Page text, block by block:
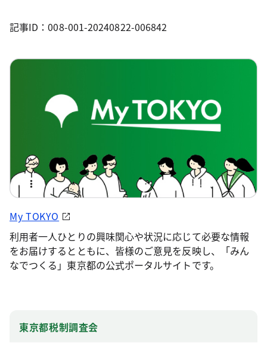
記事ID：008-001-20240822-006842
My TOKYO
利用者一人ひとりの興味関心や状況に応じて必要な情報
をお届けするとともに、皆様のご意見を反映し、「みん
なでつくる」東京都の公式ポータルサイトです。
東京都税制調査会